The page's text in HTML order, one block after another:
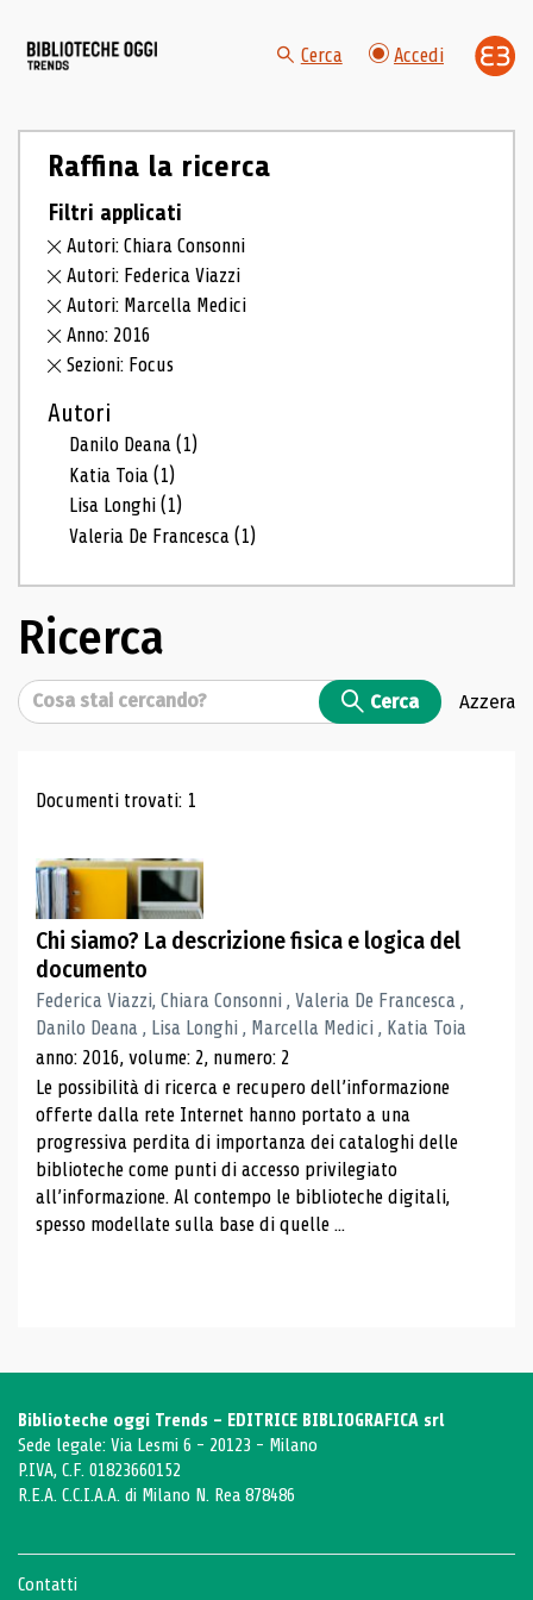
Cerca Accedi
Raffina la ricerca
Filtri applicati
Autori: Chiara Consonni
Autori: Federica Viazzi
Autori: Marcella Medici
Anno: 2016
Sezioni: Focus
Autori
Danilo Deana(1)
Katia Toia(1)
Lisa Longhi(1)
Valeria De Francesca(1)
Ricerca
Cerca Cerca Azzera
Risultati di ricerca
Documenti trovati: 1
Chi siamo? La descrizione fisica e logica del
documento
Federica Viazzi, Chiara Consonni , Valeria De Francesca ,
Danilo Deana , Lisa Longhi , Marcella Medici , Katia Toia
anno: 2016, volume: 2, numero: 2
Le possibilità di ricerca e recupero dell’informazione
offerte dalla rete Internet hanno portato a una
progressiva perdita di importanza dei cataloghi delle
biblioteche come punti di accesso privilegiato
all’informazione. Al contempo le biblioteche digitali,
spesso modellate sulla base di quelle ...
Biblioteche oggi Trends - EDITRICE BIBLIOGRAFICA srl
Sede legale: Via Lesmi 6 - 20123 - Milano
P.IVA, C.F. 01823660152
R.E.A. C.C.I.A.A. di Milano N. Rea 878486
Contatti